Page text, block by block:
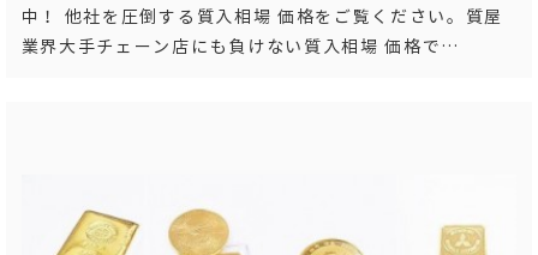
中！ 他社を圧倒する質入相場 価格をご覧ください。質屋
業界大手チェーン店にも負けない質入相場 価格で